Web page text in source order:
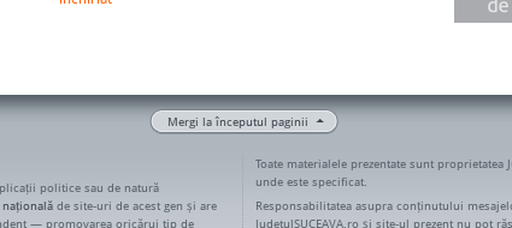
Mergi la începutul paginii
politice sau de natură
națională de site-uri de acest gen și are
— promovarea oricărui tip de
Toate materialele prezentate sunt proprietatea
unde este specificat.
Responsabilitatea asupra conținutului
JudetulSUCEAVA.ro și site-ul prezent nu pot